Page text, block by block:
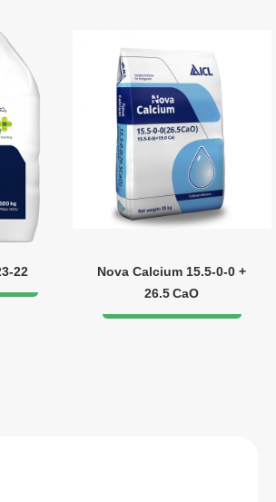
22
Nova Calcium 15.5‑0‑0 +
26.5 CaO